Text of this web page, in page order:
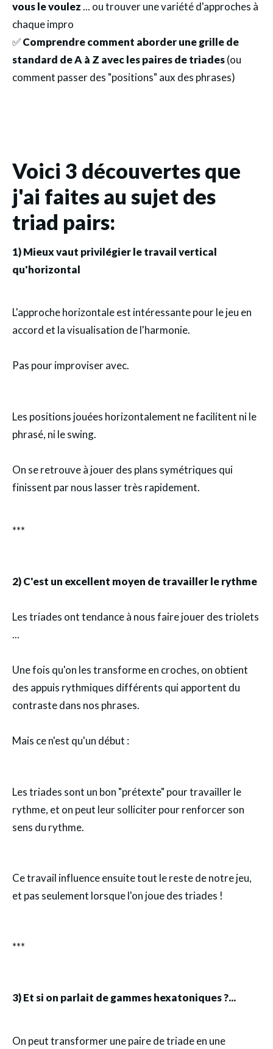
vous le voulez... ou trouver une variété d'approches à
chaque impro
✅Comprendre comment aborder une grille de
standard de A à Z avec les paires de triades(ou
comment passer des "positions" aux des phrases)
Voici 3 découvertes que
j'ai faites au sujet des
triad pairs:
1) Mieux vaut privilégier le travail vertical
qu'horizontal
L'approche horizontale est intéressante pour le jeu en
accord et la visualisation de l'harmonie.
Pas pour improviser avec.
Les positions jouées horizontalement ne facilitent ni le
phrasé, ni le swing.
On se retrouve à jouer des plans symétriques qui
finissent par nous lasser très rapidement.
***
2) C'est un excellent moyen de travailler le rythme
Les triades ont tendance à nous faire jouer des triolets
...
Une fois qu'on les transforme en croches, on obtient
des appuis rythmiques différents qui apportent du
contraste dans nos phrases.
Mais ce n'est qu'un début :
Les triades sont un bon "prétexte" pour travailler le
rythme, et on peut leur solliciter pour renforcer son
sens du rythme.
Ce travail influence ensuite tout le reste de notre jeu,
et pas seulement lorsque l'on joue des triades !
***
3) Et si on parlait de gammes hexatoniques ?...
On peut transformer une paire de triade en une